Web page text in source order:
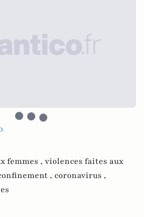
femmes , violences faites aux
, coronavirus ,